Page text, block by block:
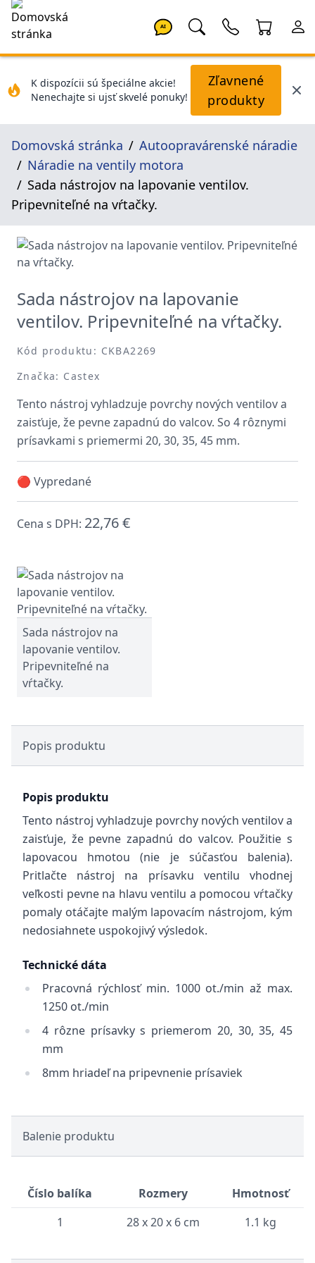
AI
K dispozícii sú špeciálne akcie!
Nenechajte si ujsť skvelé ponuky!
Zľavnené
produkty
Domovská stránka
Autoopravárenské náradie
Náradie na ventily motora
Sada nástrojov na lapovanie ventilov.
Pripevniteľné na vŕtačky.
Sada nástrojov na lapovanie
ventilov. Pripevniteľné na vŕtačky.
Kód produktu: CKBA2269
Značka: Castex
Tento nástroj vyhladzuje povrchy nových ventilov a
zaisťuje, že pevne zapadnú do valcov. So 4 rôznymi
prísavkami s priemermi 20, 30, 35, 45 mm.
🔴 Vypredané
Cena s DPH: 22,76 €
Sada nástrojov na
lapovanie ventilov.
Pripevniteľné na
vŕtačky.
Popis produktu
Popis produktu
Tento nástroj vyhladzuje povrchy nových ventilov a
zaisťuje, že pevne zapadnú do valcov. Použitie s
lapovacou hmotou (nie je súčasťou balenia).
Pritlačte nástroj na prísavku ventilu vhodnej
veľkosti pevne na hlavu ventilu a pomocou vŕtačky
pomaly otáčajte malým lapovacím nástrojom, kým
nedosiahnete uspokojivý výsledok.
Technické dáta
Pracovná rýchlosť min. 1000 ot./min až max.
1250 ot./min
4 rôzne prísavky s priemerom 20, 30, 35, 45
mm
8mm hriadeľ na pripevnenie prísaviek
Balenie produktu
Číslo balíka Rozmery
Hmotnosť
1
28 x 20 x 6 cm 1.1 kg